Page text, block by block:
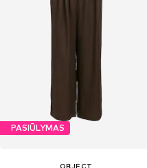
PASIŪLYMAS
OBJECT